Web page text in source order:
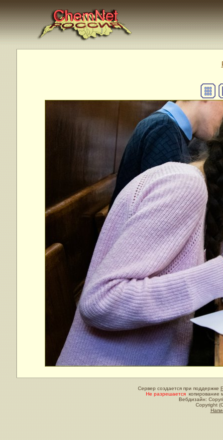
Сервер создается при поддержке
Не разрешается копирование
Вебдизайн:
Copyright